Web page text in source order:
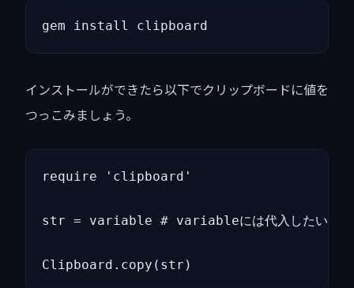
gem install clipboard
インストールができたら以下でクリップボードに値を
つっこみましょう。
require 'clipboard'
str = variable # variableには代入したい値が
Clipboard.copy(str)